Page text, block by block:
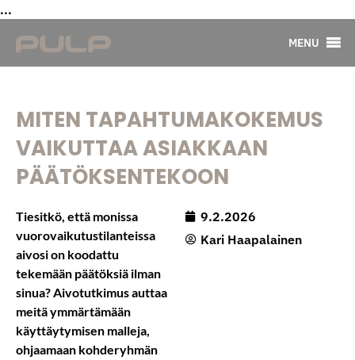
...
MENU
MITEN TAPAHTUMAKOKEMUS
VAIKUTTAA ASIAKKAAN
PÄÄTÖKSENTEKOON
Tiesitkö, että monissa
vuorovaikutustilanteissa
aivosi on koodattu
tekemään päätöksiä ilman
sinua? Aivotutkimus auttaa
meitä ymmärtämään
käyttäytymisen malleja,
ohjaamaan kohderyhmän
9.2.2026
Kari Haapalainen